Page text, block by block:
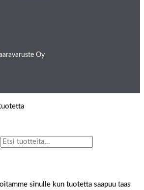
Oy
sinulle kun tuotetta saapuu taas